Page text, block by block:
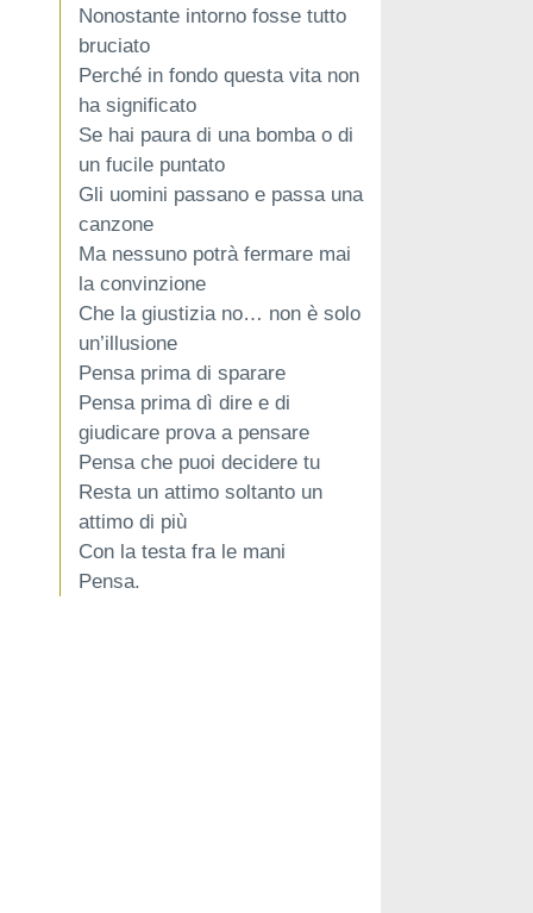
Nonostante intorno fosse tutto
bruciato
Perché in fondo questa vita non
ha significato
Se hai paura di una bomba o di
un fucile puntato
Gli uomini passano e passa una
canzone
Ma nessuno potrà fermare mai
la convinzione
Che la giustizia no… non è solo
un’illusione
Pensa prima di sparare
Pensa prima dì dire e di
giudicare prova a pensare
Pensa che puoi decidere tu
Resta un attimo soltanto un
attimo di più
Con la testa fra le mani
Pensa.